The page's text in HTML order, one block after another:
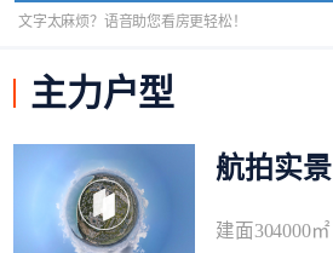
文字太麻烦？语音助您看房更轻松！
主力户型
航拍实景
建面304000㎡